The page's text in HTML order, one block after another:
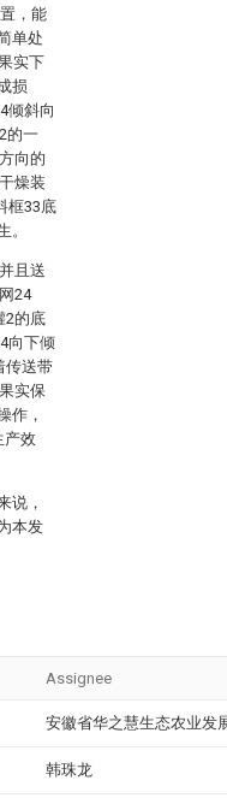
，能
单处
实下
损
倾斜向
的一
向的
燥装
框33底
。
且送
24
2的底
向下倾
传送带
实保
作，
产效
说，
本发
Assignee
安徽省华之慧生态农业发
韩珠龙